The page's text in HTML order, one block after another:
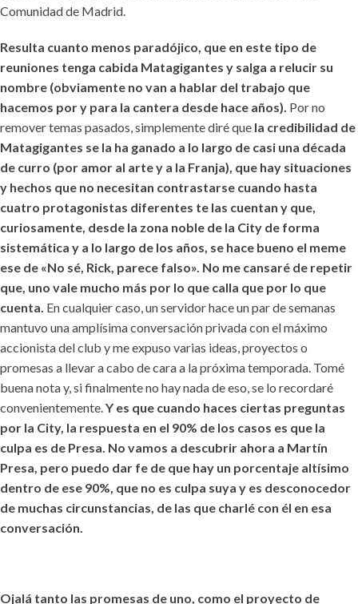
Comunidad de Madrid.
Resulta cuanto menos paradójico, que en este tipo de
reuniones tenga cabida Matagigantes y salga a relucir su
nombre (obviamente no van a hablar del trabajo que
hacemos por y para la cantera desde hace años). Por no
remover temas pasados, simplemente diré que la credibilidad de
Matagigantes se la ha ganado a lo largo de casi una década
de curro (por amor al arte y a la Franja), que hay situaciones
y hechos que no necesitan contrastarse cuando hasta
cuatro protagonistas diferentes te las cuentan y que,
curiosamente, desde la zona noble de la City de forma
sistemática y a lo largo de los años, se hace bueno el meme
ese de «No sé, Rick, parece falso». No me cansaré de repetir
que, uno vale mucho más por lo que calla que por lo que
cuenta. En cualquier caso, un servidor hace un par de semanas
mantuvo una amplísima conversación privada con el máximo
accionista del club y me expuso varias ideas, proyectos o
promesas a llevar a cabo de cara a la próxima temporada. Tomé
buena nota y, si finalmente no hay nada de eso, se lo recordaré
convenientemente. Y es que cuando haces ciertas preguntas
por la City, la respuesta en el 90% de los casos es que la
culpa es de Presa. No vamos a descubrir ahora a Martín
Presa, pero puedo dar fe de que hay un porcentaje altísimo
dentro de ese 90%, que no es culpa suya y es desconocedor
de muchas circunstancias, de las que charlé con él en esa
conversación.
Ojalá tanto las promesas de uno, como el proyecto de